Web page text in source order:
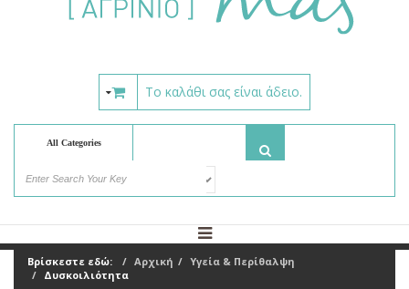
Το καλάθι σας είναι άδειο.
All Categories
Βρίσκεστε εδώ: Αρχική
Υγεία & Περίθαλψη
Δυσκοιλιότητα